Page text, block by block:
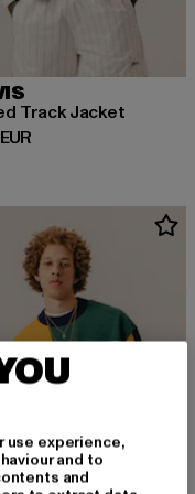
Track Jacket
Preis: 85,49 EUR
use experience,
and to
and